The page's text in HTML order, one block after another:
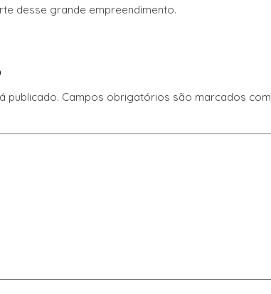
desse grande empreendimento.
publicado. Campos obrigatórios são marcados com